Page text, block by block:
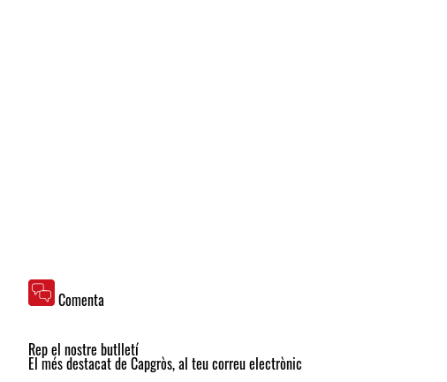
Comenta
Rep el nostre butlletí
El més destacat de Capgròs, al teu correu electrònic